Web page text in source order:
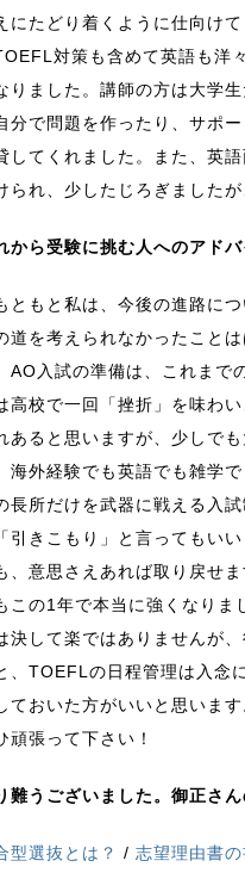
にたどり着くように仕向け
対策も含めて英語も洋々
りました。講師の方は大学
分で問題を作ったり、サポ
してくれました。また、英
られ、少したじろぎました
から受験に挑む人へのアド
もと私は、今後の進路につ
道を考えられなかったこと
AO入試の準備は、これまで
高校で一回「挫折」を味わ
あると思いますが、少しで
海外経験でも英語でも雑学
長所だけを武器に戦える入
引きこもり」と言ってもい
、意思さえあれば取り戻せ
この1年で本当に強くなりま
決して楽ではありませんが
、TOEFLの日程管理は入念
ておいた方がいいと思いま
頑張って下さい！
難うございました。御正さ
型選抜とは？ / 志望理由書